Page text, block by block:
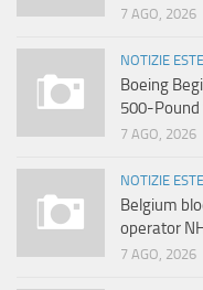
7 AGO, 2026
NOTIZIE
Boeing
500-Pound
7 AGO, 2026
NOTIZIE
Belgium
operator
7 AGO, 2026